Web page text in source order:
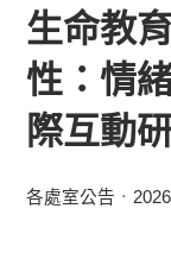
生命教
性：情
際互動
各處室公告